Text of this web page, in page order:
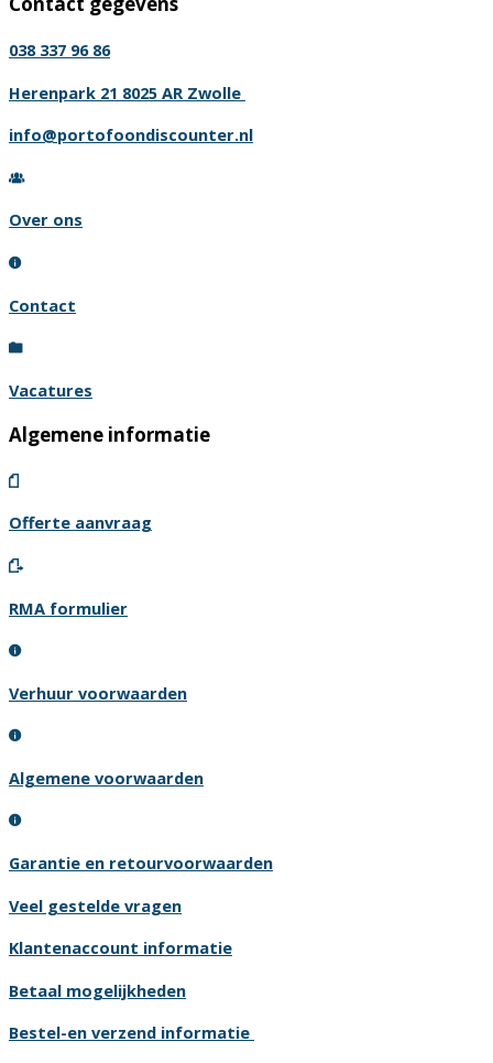
038 337 96 86
Herenpark 21 8025 AR Zwolle
info@portofoondiscounter.nl
Over ons
Contact
Vacatures
Algemene informatie
Offerte aanvraag
RMA formulier
Verhuur voorwaarden
Algemene voorwaarden
Garantie en retourvoorwaarden
Veel gestelde vragen
Klantenaccount informatie
Betaal mogelijkheden
Bestel-en verzend informatie